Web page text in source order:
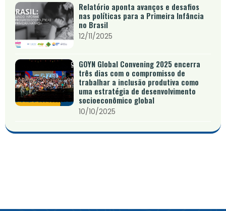
Relatório aponta avanços e desafios
nas políticas para a Primeira Infância
no Brasil
12/11/2025
GOYN Global Convening 2025 encerra
três dias com o compromisso de
trabalhar a inclusão produtiva como
uma estratégia de desenvolvimento
socioeconômico global
10/10/2025